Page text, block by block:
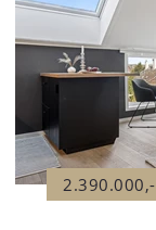
2.390.000,-